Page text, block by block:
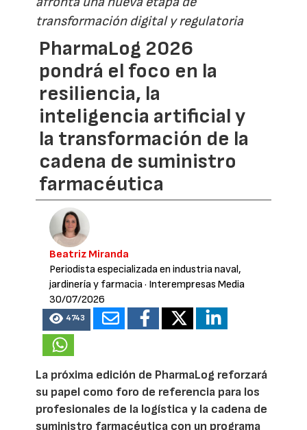
transformación digital y regulatoria
PharmaLog 2026
pondrá el foco en la
resiliencia, la
inteligencia artificial y
la transformación de la
cadena de suministro
farmacéutica
Beatriz Miranda
Periodista especializada en industria naval,
jardinería y farmacia· Interempresas Media
30/07/2026
4743
La próxima edición de PharmaLog reforzará
su papel como foro de referencia para los
profesionales de la logística y la cadena de
suministro farmacéutica con un programa